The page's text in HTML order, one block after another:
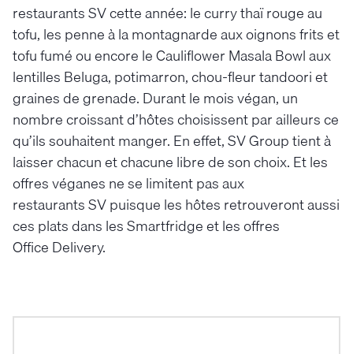
restaurants SV cette année: le curry thaï rouge au
tofu, les penne à la montagnarde aux oignons frits et
tofu fumé ou encore le Cauliflower Masala Bowl aux
lentilles Beluga, potimarron, chou-fleur tandoori et
graines de grenade. Durant le mois végan, un
nombre croissant d’hôtes choisissent par ailleurs ce
qu’ils souhaitent manger. En effet, SV Group tient à
laisser chacun et chacune libre de son choix. Et les
offres véganes ne se limitent pas aux
restaurants SV puisque les hôtes retrouveront aussi
ces plats dans les Smartfridge et les offres
Office Delivery.